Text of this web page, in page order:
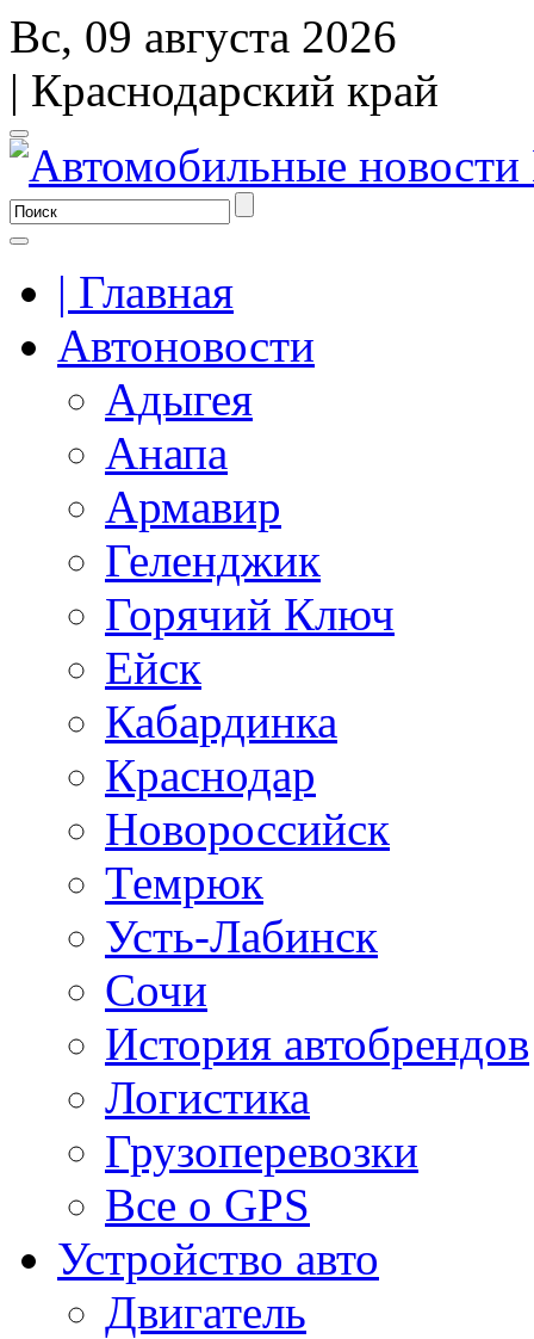
Вс, 09 августа 2026
| Краснодарский край
| Главная
Автоновости
Адыгея
Анапа
Армавир
Геленджик
Горячий Ключ
Ейск
Кабардинка
Краснодар
Новороссийск
Темрюк
Усть-Лабинск
Сочи
История автобрендов
Логистика
Грузоперевозки
Все о GPS
Устройство авто
Двигатель